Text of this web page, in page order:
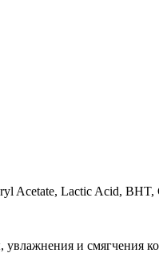
Acetate, Lactic Acid,
увлажнения и смягчения